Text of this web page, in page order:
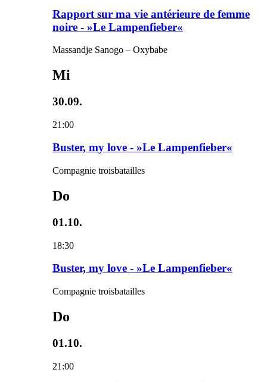
Rapport sur ma vie antérieure de femme
noire - »Le Lampenfieber«
Massandje Sanogo – Oxybabe
Mi
30.09.
21:00
Buster, my love - »Le Lampenfieber«
Compagnie troisbatailles
Do
01.10.
18:30
Buster, my love - »Le Lampenfieber«
Compagnie troisbatailles
Do
01.10.
21:00